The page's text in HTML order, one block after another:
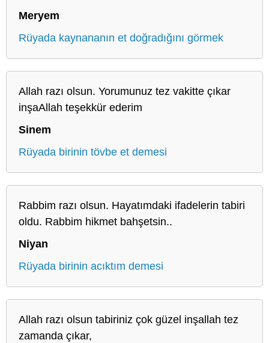
Meryem
Rüyada kaynananın et doğradığını görmek
Allah razı olsun. Yorumunuz tez vakitte çıkar
inşaAllah teşekkür ederim
Sinem
Rüyada birinin tövbe et demesi
Rabbim razı olsun. Hayatımdaki ifadelerin tabiri
oldu. Rabbim hikmet bahşetsin..
Niyan
Rüyada birinin acıktım demesi
Allah razı olsun tabiriniz çok güzel inşallah tez
zamanda çıkar,